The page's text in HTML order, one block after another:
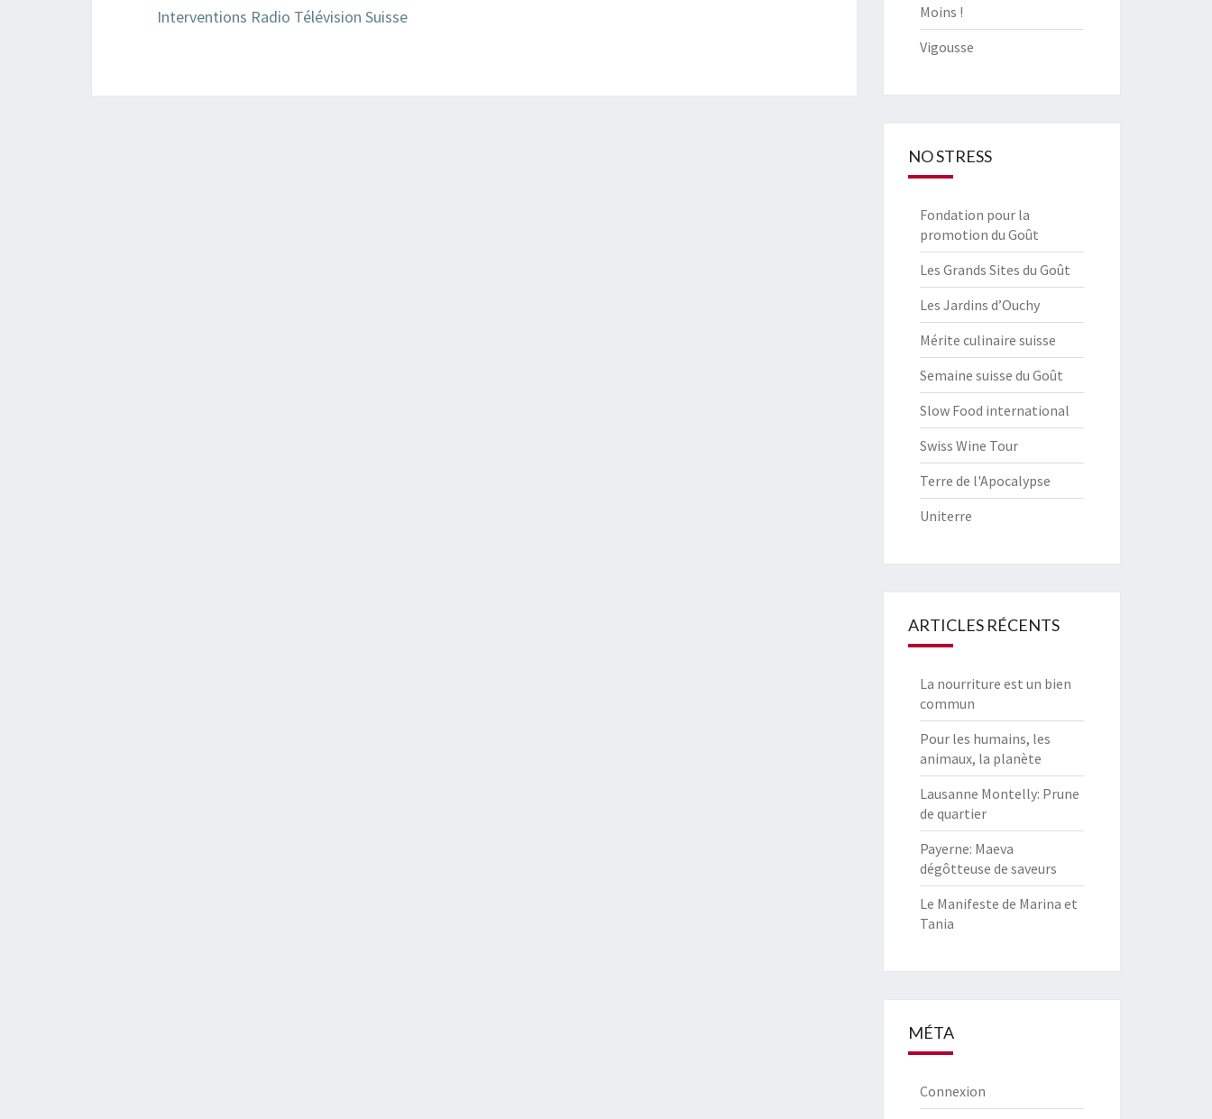
Interventions Radio Télévision Suisse
Moins !
Vigousse
NO STRESS
Fondation pour la
promotion du Goût
Les Grands Sites du Goût
Les Jardins d’Ouchy
Mérite culinaire suisse
Semaine suisse du Goût
Slow Food international
Swiss Wine Tour
Terre de l'Apocalypse
Uniterre
ARTICLES RÉCENTS
La nourriture est un bien
commun
Pour les humains, les
animaux, la planète
Lausanne Montelly: Prune
de quartier
Payerne: Maeva
dégôtteuse de saveurs
Le Manifeste de Marina et
Tania
MÉTA
Connexion